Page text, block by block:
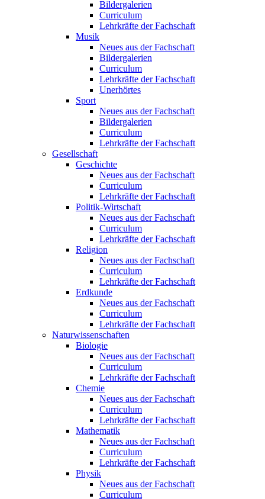
Bildergalerien
Curriculum
Lehrkräfte der Fachschaft
Musik
Neues aus der Fachschaft
Bildergalerien
Curriculum
Lehrkräfte der Fachschaft
Unerhörtes
Sport
Neues aus der Fachschaft
Bildergalerien
Curriculum
Lehrkräfte der Fachschaft
Gesellschaft
Geschichte
Neues aus der Fachschaft
Curriculum
Lehrkräfte der Fachschaft
Politik-Wirtschaft
Neues aus der Fachschaft
Curriculum
Lehrkräfte der Fachschaft
Religion
Neues aus der Fachschaft
Curriculum
Lehrkräfte der Fachschaft
Erdkunde
Neues aus der Fachschaft
Curriculum
Lehrkräfte der Fachschaft
Naturwissenschaften
Biologie
Neues aus der Fachschaft
Curriculum
Lehrkräfte der Fachschaft
Chemie
Neues aus der Fachschaft
Curriculum
Lehrkräfte der Fachschaft
Mathematik
Neues aus der Fachschaft
Curriculum
Lehrkräfte der Fachschaft
Physik
Neues aus der Fachschaft
Curriculum